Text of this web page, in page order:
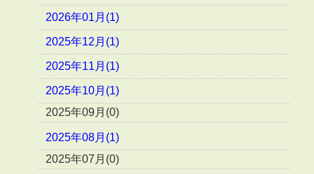
2026年01月(1)
2025年12月(1)
2025年11月(1)
2025年10月(1)
2025年09月(0)
2025年08月(1)
2025年07月(0)